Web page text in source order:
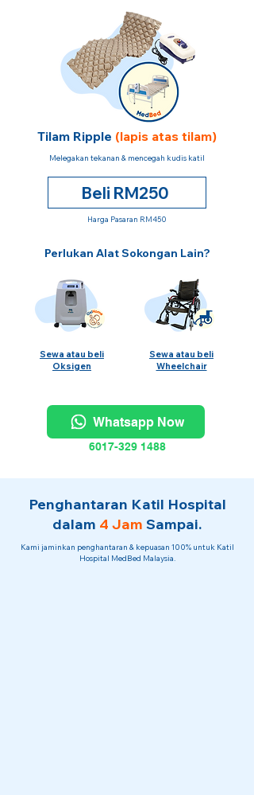
Tilam Ripple (lapis atas tilam)
Melegakan tekanan & mencegah kudis katil
Beli RM250
Harga Pasaran RM450
Perlukan Alat Sokongan Lain?
Sewa atau beli
Oksigen
Sewa atau beli
Wheelchair
Whatsapp Now
6017-329 1488
Penghantaran Katil Hospital
dalam 4 Jam Sampai.
Kami jaminkan penghantaran & kepuasan 100% untuk Katil
Hospital MedBed Malaysia.